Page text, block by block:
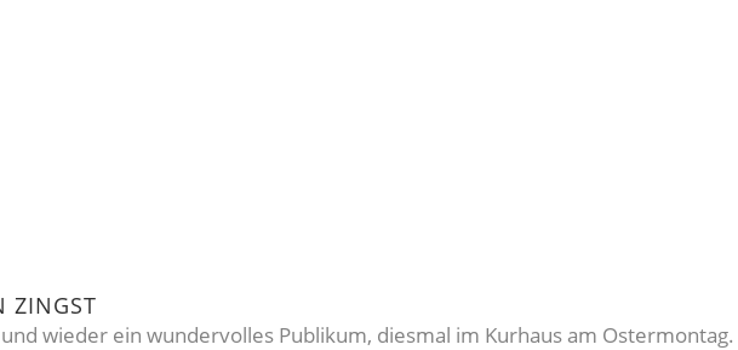
ZINGST
wieder ein wundervolles Publikum, diesmal im Kurhaus am